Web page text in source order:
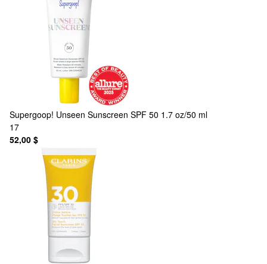
Supergoop! Unseen Sunscreen SPF 50 1.7 oz/50 ml
17
52,00 $